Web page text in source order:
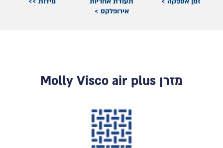
אירופלקס >
מזרן Molly Visco air plus